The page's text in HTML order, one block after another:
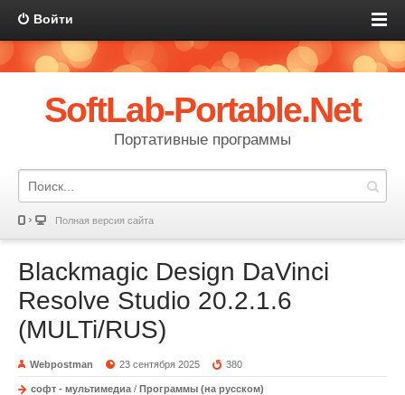
Войти
SoftLab-Portable.Net
Портативные программы
Полная версия сайта
Blackmagic Design DaVinci
Resolve Studio 20.2.1.6
(MULTi/RUS)
Webpostman 23 сентября 2025 380
софт - мультимедиа / Программы (на русском)